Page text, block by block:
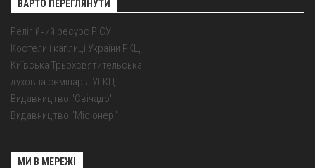
ВАРТО ПЕРЕГЛЯНУТИ
Релігійний ресурс РІСУ
Костели і каплиці України РКЦ
Київська Трьохсвятительська
духовна семінарія УГКЦ
Видавництво "Свічадо"
Видавництво "Місіонер"
МИ В МЕРЕЖІ